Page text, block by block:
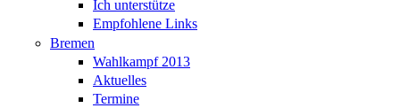
Ich unterstütze
Empfohlene Links
Bremen
Wahlkampf 2013
Aktuelles
Termine